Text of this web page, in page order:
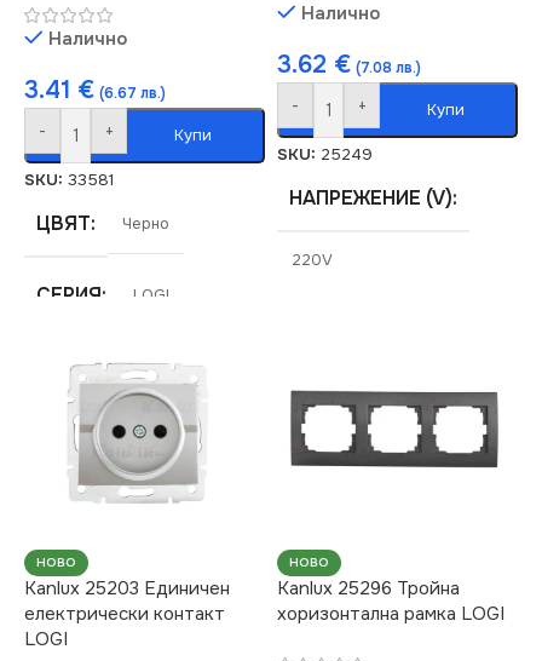
Налично
3.41 € (6.67 лв.)
- + Купи
SKU: 33581
ЦВЯТ Черно
СЕРИЯ LOGI
МАРКА KANLUX
РОЗЕТКА
За Високоговорители
Налично
3.62 € (7.08 лв.)
- + Купи
SKU: 25249
НАПРЕЖЕНИЕ (V)
220V
СТЕПЕН НА ЗАЩИТА
IP20
МАРКА KANLUX
НОВО
Kanlux 25203 Единичен
електрически контакт
LOGI
НОВО
Kanlux 25296 Тройна
хоризонтална рамка LOGI